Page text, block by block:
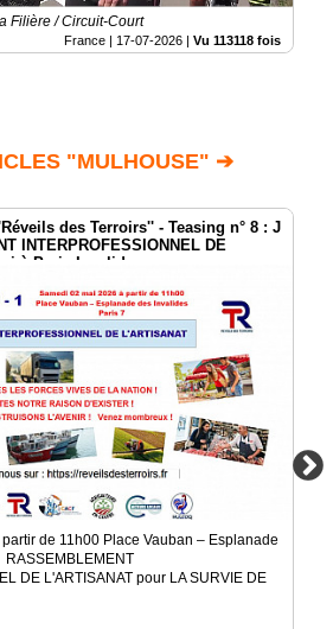
Filière / Circuit-Court
France | 17-07-2026 | Vu 113118 fois
"MULHOUSE" ➔
des Terroirs'' - Teasing n° 8 : J
INTERPROFESSIONNEL DE
à Paris Invalides
de 11h00 Place Vauban – Esplanade
DE L'ARTISANAT pour LA SURVIE DE